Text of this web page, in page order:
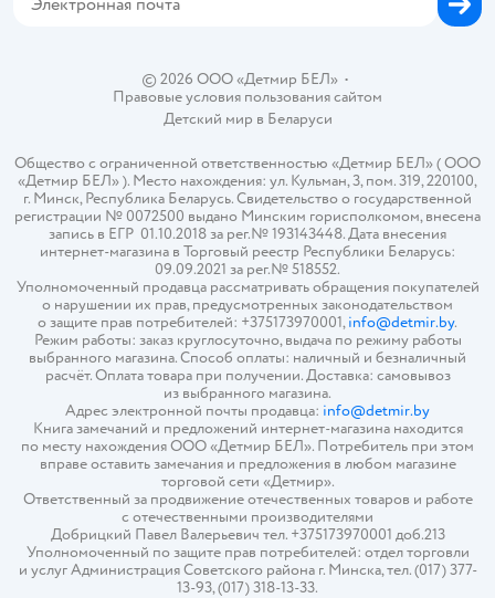
© 2026 ООО «Детмир БЕЛ»•
Правовые условия пользования сайтом
Детский мир в Беларуси
Общество с ограниченной ответственностью «Детмир БЕЛ» ( ООО
«Детмир БЕЛ» ). Место нахождения: ул. Кульман, 3, пом. 319, 220100,
г. Минск, Республика Беларусь. Свидетельство о государственной
регистрации № 0072500 выдано Минским горисполкомом, внесена
запись в ЕГР 01.10.2018 за рег.№ 193143448. Дата внесения
интернет-магазина в Торговый реестр Республики Беларусь:
09.09.2021 за рег.№ 518552.
Уполномоченный продавца рассматривать обращения покупателей
о нарушении их прав, предусмотренных законодательством
о защите прав потребителей: +375173970001,info@detmir.by.
Режим работы: заказ круглосуточно, выдача по режиму работы
выбранного магазина. Способ оплаты: наличный и безналичный
расчёт. Оплата товара при получении. Доставка: самовывоз
из выбранного магазина.
Адрес электронной почты продавца: info@detmir.by
Книга замечаний и предложений интернет-магазина находится
по месту нахождения ООО «Детмир БЕЛ». Потребитель при этом
вправе оставить замечания и предложения в любом магазине
торговой сети «Детмир».
Ответственный за продвижение отечественных товаров и работе
с отечественными производителями
Добрицкий Павел Валерьевич тел. +375173970001 доб.213
Уполномоченный по защите прав потребителей: отдел торговли
и услуг Администрация Советского района г. Минска, тел. (017) 377-
13-93, (017) 318-13-33.